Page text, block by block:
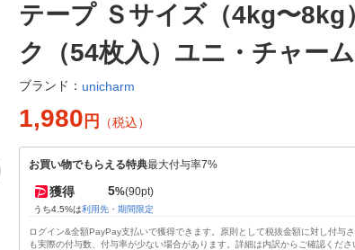
テープ Ｓサイズ（4kg〜8kg
ク（54枚入）ユニ・チャーム
ブランド： unicharm
1,980 円 （税込）
お買い物でもらえる特典最大付与率7%
獲得 5%(90pt)
うち4.5%は利用先・期間限定
ログイン&全額PayPay支払いで獲得できます。原則として税抜金額に対し付与
も実際の付与数、付与率が少ない場合があります。詳細は内訳からご確認くださ